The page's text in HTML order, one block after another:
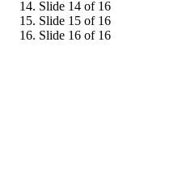
Slide 14 of 16
Slide 15 of 16
Slide 16 of 16